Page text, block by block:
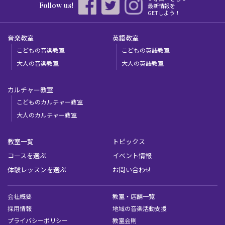
Follow us!
最新情報を
GETしよう！
音楽教室
こどもの音楽教室
大人の音楽教室
英語教室
こどもの英語教室
大人の英語教室
カルチャー教室
こどものカルチャー教室
大人のカルチャー教室
教室一覧
コースを選ぶ
体験レッスンを選ぶ
トピックス
イベント情報
お問い合わせ
会社概要
教室・店舗一覧
採用情報
地域の音楽活動支援
プライバシーポリシー
教室会則